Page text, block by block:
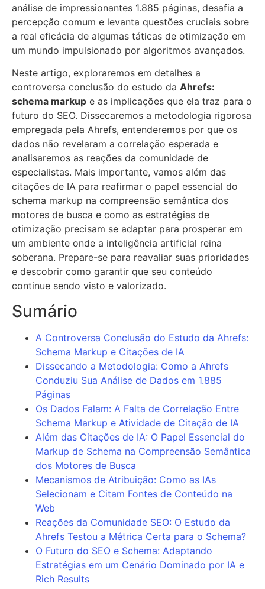
análise de impressionantes 1.885 páginas, desafia a
percepção comum e levanta questões cruciais sobre
a real eficácia de algumas táticas de otimização em
um mundo impulsionado por algoritmos avançados.
Neste artigo, exploraremos em detalhes a
controversa conclusão do estudo da Ahrefs:
schema markup e as implicações que ela traz para o
futuro do SEO. Dissecaremos a metodologia rigorosa
empregada pela Ahrefs, entenderemos por que os
dados não revelaram a correlação esperada e
analisaremos as reações da comunidade de
especialistas. Mais importante, vamos além das
citações de IA para reafirmar o papel essencial do
schema markup na compreensão semântica dos
motores de busca e como as estratégias de
otimização precisam se adaptar para prosperar em
um ambiente onde a inteligência artificial reina
soberana. Prepare-se para reavaliar suas prioridades
e descobrir como garantir que seu conteúdo
continue sendo visto e valorizado.
Sumário
A Controversa Conclusão do Estudo da Ahrefs:
Schema Markup e Citações de IA
Dissecando a Metodologia: Como a Ahrefs
Conduziu Sua Análise de Dados em 1.885
Páginas
Os Dados Falam: A Falta de Correlação Entre
Schema Markup e Atividade de Citação de IA
Além das Citações de IA: O Papel Essencial do
Markup de Schema na Compreensão Semântica
dos Motores de Busca
Mecanismos de Atribuição: Como as IAs
Selecionam e Citam Fontes de Conteúdo na
Web
Reações da Comunidade SEO: O Estudo da
Ahrefs Testou a Métrica Certa para o Schema?
O Futuro do SEO e Schema: Adaptando
Estratégias em um Cenário Dominado por IA e
Rich Results